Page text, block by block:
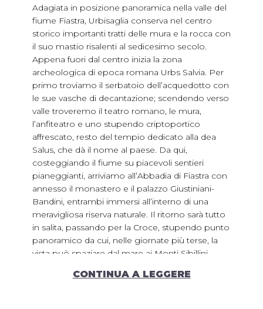
Adagiata in posizione panoramica nella valle del
fiume Fiastra, Urbisaglia conserva nel centro
storico importanti tratti delle mura e la rocca con
il suo mastio risalenti al sedicesimo secolo.
Appena fuori dal centro inizia la zona
archeologica di epoca romana Urbs Salvia. Per
primo troviamo il serbatoio dell’acquedotto con
le sue vasche di decantazione; scendendo verso
valle troveremo il teatro romano, le mura,
l’anfiteatro e uno stupendo criptoportico
affrescato, resto del tempio dedicato alla dea
Salus, che dà il nome al paese. Da qui,
costeggiando il fiume su piacevoli sentieri
pianeggianti, arriviamo all’Abbadia di Fiastra con
annesso il monastero e il palazzo Giustiniani-
Bandini, entrambi immersi all’interno di una
meravigliosa riserva naturale. Il ritorno sarà tutto
in salita, passando per la Croce, stupendo punto
panoramico da cui, nelle giornate più terse, la
vista può spaziare dal mare ai Monti Sibillini.
fare una sosta per gustare i prodotti del
CONTINUA A LEGGERE